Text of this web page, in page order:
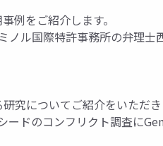
例をご紹介します。
ノル国際特許事務所の弁理士
究についてご紹介をいただき
ードのコンフリクト調査に